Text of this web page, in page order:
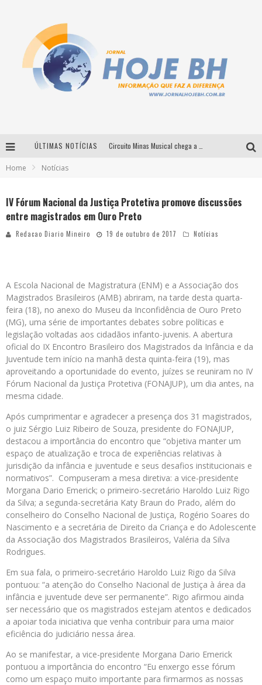
ÚLTIMAS NOTÍCIAS
Home Notícias
IV Fórum Nacional da Justiça Protetiva promove discussões
entre magistrados em Ouro Preto
Redacao Diario Mineiro 19 de outubro de 2017 Notícias
A Escola Nacional de Magistratura (ENM) e a Associação dos
Magistrados Brasileiros (AMB) abriram, na tarde desta quarta-
feira (18), no anexo do Museu da Inconfidência de Ouro Preto
(MG), uma série de importantes debates sobre políticas e
legislação voltadas aos cidadãos infanto-juvenis. A abertura
oficial do IX Encontro Brasileiro dos Magistrados da Infância e da
Juventude tem início na manhã desta quinta-feira (19), mas
aproveitando a oportunidade do evento, juízes se reuniram no IV
Fórum Nacional da Justiça Protetiva (FONAJUP), um dia antes, na
mesma cidade.
Após cumprimentar e agradecer a presença dos 31 magistrados,
o juiz Sérgio Luiz Ribeiro de Souza, presidente do FONAJUP,
destacou a importância do encontro que “objetiva manter um
espaço de atualização e troca de experiências relativas à
jurisdição da infância e juventude e seus desafios institucionais e
normativos”. Compuseram a mesa diretiva: a vice-presidente
Morgana Dario Emerick; o primeiro-secretário Haroldo Luiz Rigo
da Silva; a segunda-secretária Katy Braun do Prado, além do
conselheiro do Conselho Nacional de Justiça, Rogério Soares do
Nascimento e a secretária de Direito da Criança e do Adolescente
da Associação dos Magistrados Brasileiros, Valéria da Silva
Rodrigues.
Em sua fala, o primeiro-secretário Haroldo Luiz Rigo da Silva
pontuou: “a atenção do Conselho Nacional de Justiça à área da
infância e juventude deve ser permanente”. Rigo afirmou ainda
ser necessário que os magistrados estejam atentos e dedicados
a apoiar toda iniciativa que venha contribuir para uma maior
eficiência do judiciário nessa área.
Ao se manifestar, a vice-presidente Morgana Dario Emerick
pontuou a importância do encontro “Eu enxergo esse fórum
como um espaço muito importante para firmarmos as nossas